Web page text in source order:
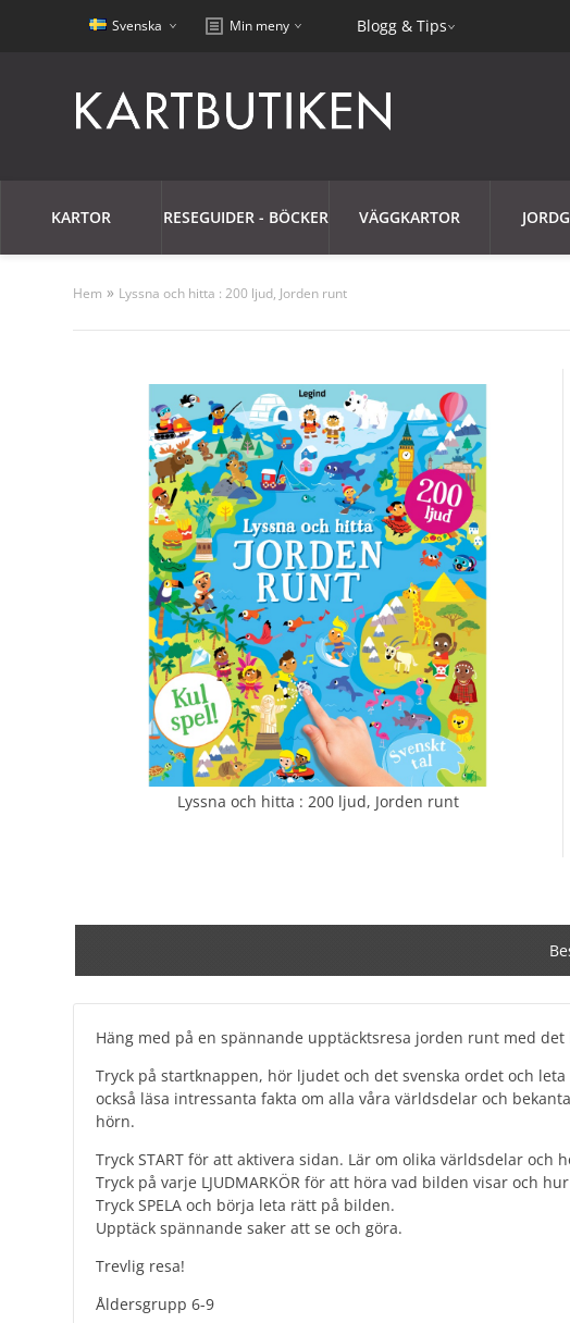
Svenska Min meny Blogg & Tips
KARTOR RESEGUIDER - BÖCKER VÄGGKARTOR
Hem » Lyssna och hitta : 200 ljud, Jorden runt
Lyssna och hitta : 200 ljud, Jorden runt
Häng med på en spännande upptäcktsresa jorden runt med
Tryck på startknappen, hör ljudet och det svenska ordet och
också läsa intressanta fakta om alla våra världsdelar och
hörn.
Tryck START för att aktivera sidan. Lär om olika världsdelar och
Tryck på varje LJUDMARKÖR för att höra vad bilden visar och
Tryck SPELA och börja leta rätt på bilden.
​Upptäck spännande saker att se och göra.
Trevlig resa!
Åldersgrupp 6-9